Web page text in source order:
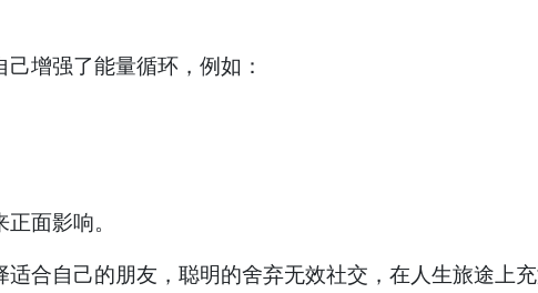
增强了能量循环，例如：
面影响。
自己的朋友，聪明的舍弃无效社交，在人生旅途上充